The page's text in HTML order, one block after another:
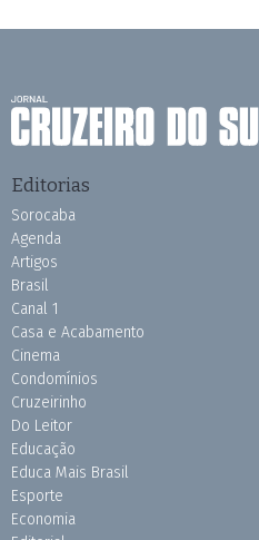
Editorias
Sorocaba
Agenda
Artigos
Brasil
Canal 1
Casa e Acabamento
Cinema
Condomínios
Cruzeirinho
Do Leitor
Educação
Educa Mais Brasil
Esporte
Economia